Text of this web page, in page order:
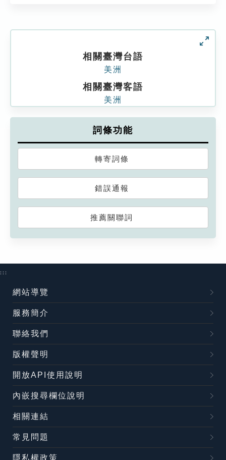
相關臺灣台語
美洲
相關臺灣客語
美洲
詞條功能
轉寄詞條
錯誤通報
推薦關聯詞
:::
網站導覽
服務簡介
聯絡我們
版權聲明
開放API使用說明
內嵌搜尋欄位說明
相關連結
常見問題
隱私權政策